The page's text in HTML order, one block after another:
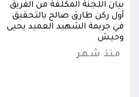
بيان اللجنة المكلفة من الفريق
أول ركن طارق صالح بالتحقيق
في جريمة الشهيد العميد يحيى
وحيش
منذ شهر